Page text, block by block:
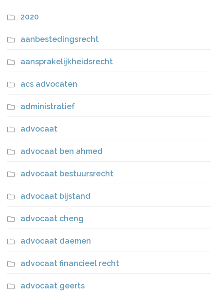
2020
aanbestedingsrecht
aansprakelijkheidsrecht
acs advocaten
administratief
advocaat
advocaat ben ahmed
advocaat bestuursrecht
advocaat bijstand
advocaat cheng
advocaat daemen
advocaat financieel recht
advocaat geerts